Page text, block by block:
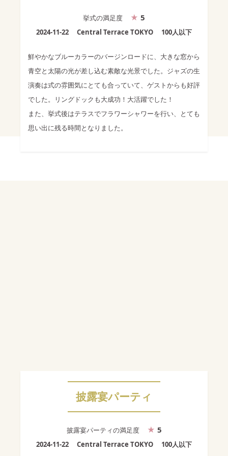
挙式の満足度 5
2024-11-22 Central Terrace TOKYO 100人以下
鮮やかなブルーカラーのバージンロードに、大きな窓から
青空と太陽の光が差し込む素敵な光景でした。ジャズの生
演奏は式の雰囲気にとても合っていて、ゲストからも好評
でした。リングドックも大成功！大活躍でした！
また、挙式後はテラスでフラワーシャワーを行い、とても
思い出に残る時間となりました。
披露宴パーティ
披露宴パーティの満足度 5
2024-11-22 Central Terrace TOKYO 100人以下